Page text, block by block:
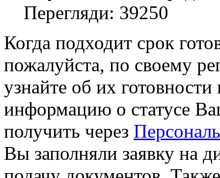
Перегляди: 39250
Когда подходит срок
пожалуйста, по своему
узнайте об их
информацию о статусе
получить через
Вы заполняли заявку на